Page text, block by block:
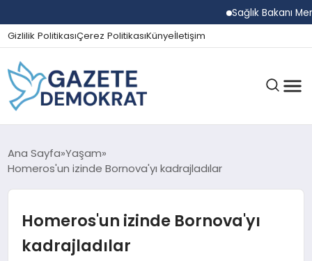
Sağlık Bakanı
Gizlilik PolitikasıÇerez PolitikasıKünyeİletişim
GÜNDEM
SPOR
Ana Sayfa Yaşam
Homeros'un izinde Bornova'yı kadrajladılar
Homeros'un izinde Bornova'yı
kadrajladılar